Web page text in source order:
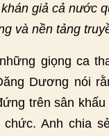
giả cả nước
và nền tảng
giọng ca
Dương nói
trên sân
Anh chia